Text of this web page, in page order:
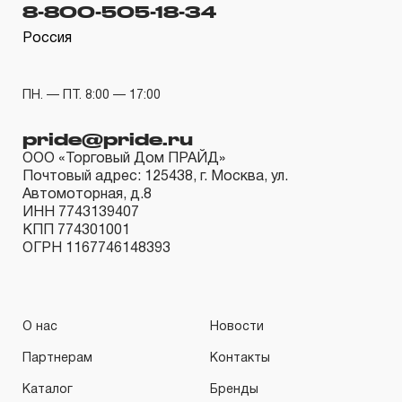
и определен в 12-15 месяцев с начала использования
2.2 При повышенной интенсивности или тяжелых
условиях эксплуатации инструмента гарантийный срок
может быть сокращен до одного месяца.
2.3 Начало гарантийного срока, начало эксплуатации
определяется по дате продажи, указанной в
изделия. В отдельных случаях, при реализации
продукции на промышленные предприятия, начало
8-800-505-18-34
Россия
ПН. — ПТ. 8:00 — 17:00
pride@pride.ru
ООО «Торговый Дом ПРАЙД»
Почтовый адрес: 125438, г. Москва, ул.
Автомоторная, д.8
ИНН 7743139407
КПП 774301001
ОГРН 1167746148393
О нас Новости
Партнерам Контакты
Каталог Бренды